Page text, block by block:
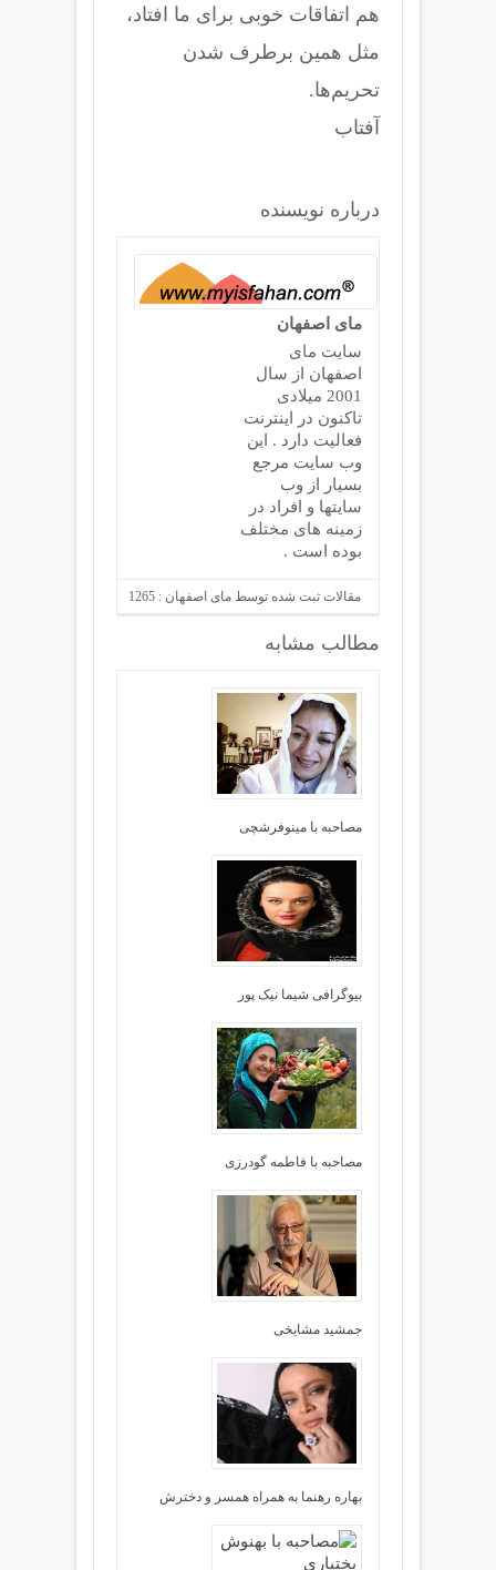
هم اتفاقات خوبی برای ما افتاد،
مثل همین برطرف شدن
تحریم‌ها.
آفتاب
درباره نویسنده
مای اصفهان
سایت مای
اصفهان از سال
2001 میلادی
تاکنون در اینترنت
فعالیت دارد . این
وب سایت مرجع
بسیار از وب
سایتها و افراد در
زمینه های مختلف
بوده است .
مقالات ثبت شده توسط مای اصفهان : 1265
مطالب مشابه
مصاحبه با مینوفرشچی
بیوگرافی شیما نیک پور
مصاحبه با فاطمه گودرزی
جمشید مشایخی
بهاره رهنما به همراه همسر و دخترش